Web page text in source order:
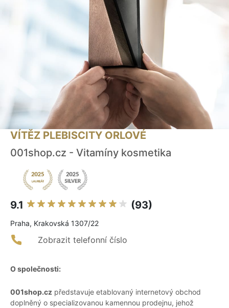
VÍTĚZ PLEBISCITY ORLOVÉ
001shop.cz - Vitamíny kosmetika
9.1 (93)
Praha, Krakovská 1307/22
Zobrazit telefonní číslo
O společnosti:
001shop.cz představuje etablovaný internetový obchod
doplněný o specializovanou kamennou prodejnu, jehož